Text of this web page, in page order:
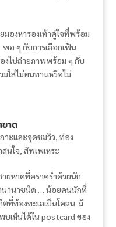
มองหารองเท้าคู่ใจที่พร้อม
อ ๆ กับการเลือกเฟ้น
งไปถ่ายภาพพร้อม ๆ กับ
มใส่ไม่ทนทานหรือไม่
าด
าะและจุดชมวิว, ท่อง
นใจ, สัพเพเหระ
ยหาดที่คราคร่ำด้วยนัก
นานาชนิด … น้อยคนนักที่
ตที่ท้องทะเลเป็นโคลน มี
บเห็นได้ใน postcard ของ